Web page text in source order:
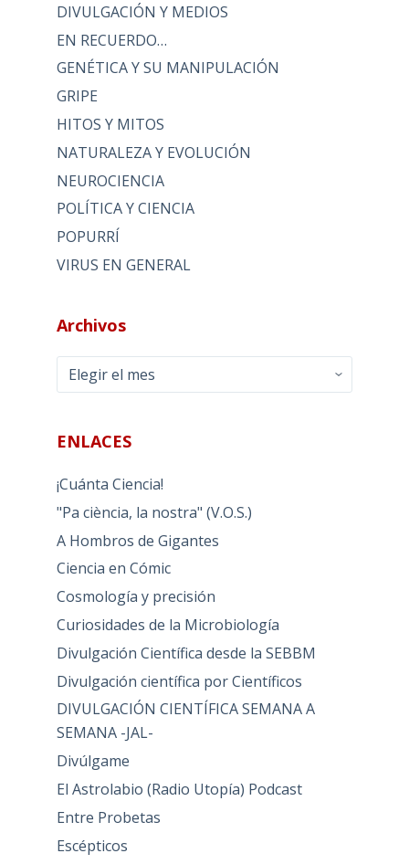
DIVULGACIÓN Y MEDIOS
EN RECUERDO…
GENÉTICA Y SU MANIPULACIÓN
GRIPE
HITOS Y MITOS
NATURALEZA Y EVOLUCIÓN
NEUROCIENCIA
POLÍTICA Y CIENCIA
POPURRÍ
VIRUS EN GENERAL
Archivos
Archivos
ENLACES
¡Cuánta Ciencia!
"Pa ciència, la nostra" (V.O.S.)
A Hombros de Gigantes
Ciencia en Cómic
Cosmología y precisión
Curiosidades de la Microbiología
Divulgación Científica desde la SEBBM
Divulgación científica por Científicos
DIVULGACIÓN CIENTÍFICA SEMANA A
SEMANA -JAL-
Divúlgame
El Astrolabio (Radio Utopía) Podcast
Entre Probetas
Escépticos